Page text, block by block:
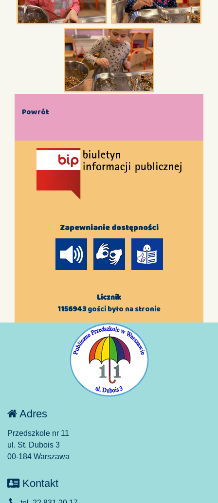
Powrót
Zapewnianie dostępności
Licznik
1156943gości było na stronie
Adres
Przedszkole nr 11
ul. St. Dubois 3
00-184 Warszawa
Kontakt